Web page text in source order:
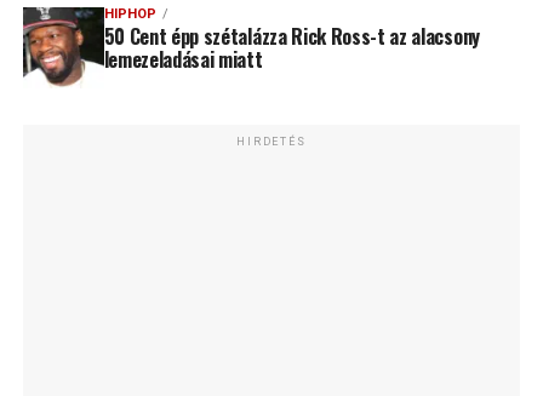
HIPHOP
50 Cent épp szétalázza Rick Ross-t az alacsony
lemezeladásai miatt
HIRDETÉS